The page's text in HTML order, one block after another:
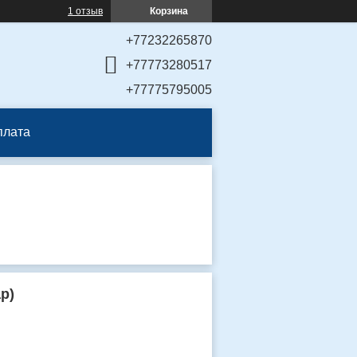
Корзина
1 отзыв
+77232265870
+77773280517
+77775795005